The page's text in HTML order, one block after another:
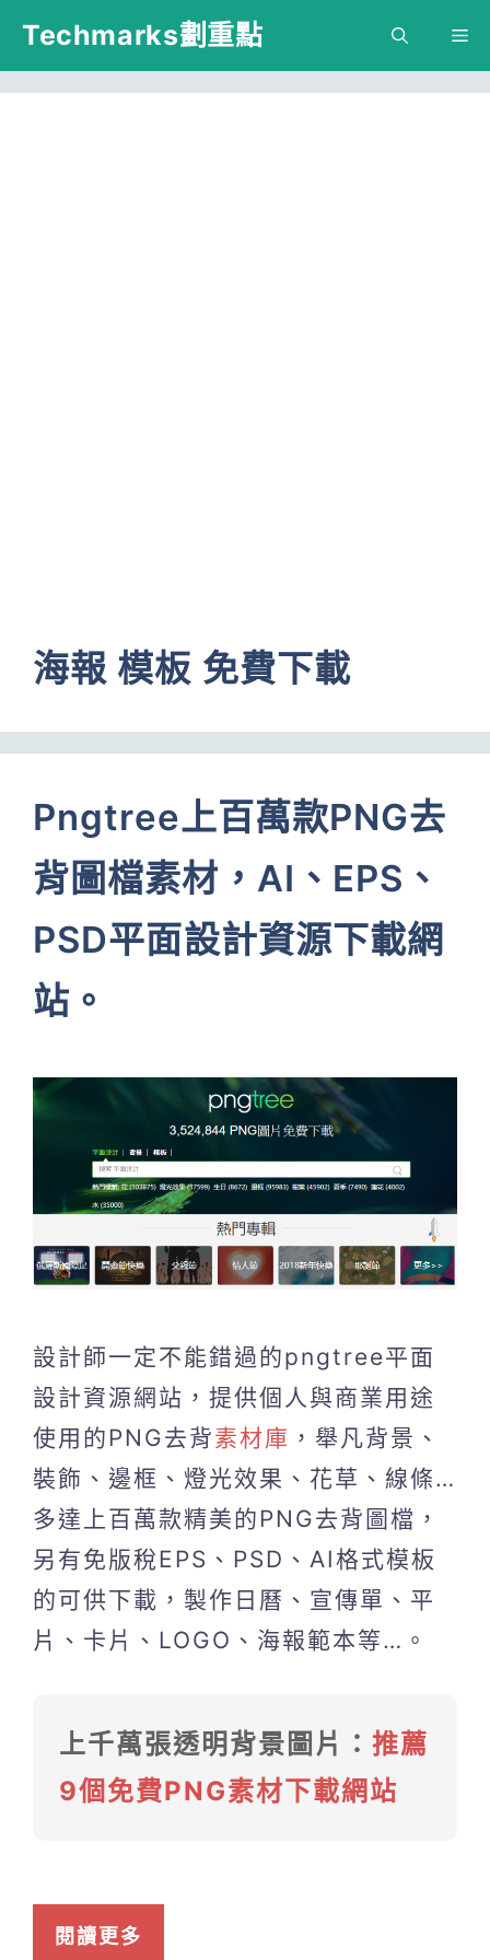
跳
主
Techmarks劃重點
海報 模板 免費下載
Pngtree上百萬款PNG去
背圖檔素材，AI、EPS、
PSD平面設計資源下載網
站。
設計師一定不能錯過的pngtree平面
設計資源網站，提供個人與商業用途
使用的PNG去背素材庫 ，舉凡背景、
裝飾、邊框、燈光效果、花草、線條…
多達上百萬款精美的PNG去背圖檔，
另有免版稅EPS、PSD、AI格式模板
的可供下載，製作日曆、宣傳單、平
片、卡片、LOGO、海報範本等…。
上千萬張透明背景圖片： 推薦
9個免費PNG素材下載網站
閱讀更多